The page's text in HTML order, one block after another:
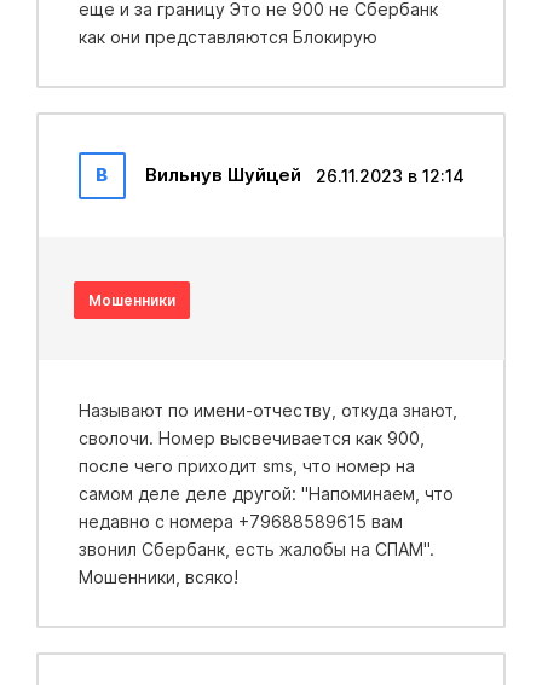
еще и за границу Это не 900 не Сбербанк
как они представляются Блокирую
В Вильнув Шуйцей 26.11.2023 в 12:14
Мошенники
Называют по имени-отчеству, откуда знают,
сволочи. Номер высвечивается как 900,
после чего приходит sms, что номер на
самом деле деле другой: "Напоминаем, что
недавно с номера +79688589615 вам
звонил Сбербанк, есть жалобы на СПАМ".
Мошенники, всяко!